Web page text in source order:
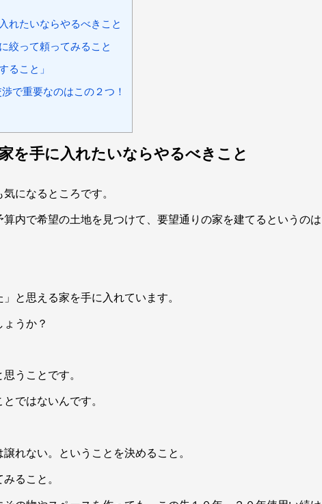
れたいならやるべきこと
絞って頼ってみること
ること」
で重要なのはこの２つ！
を手に入れたいならやるべきこと
になるところです。
内で希望の土地を見つけて、要望通りの家を建てるというのは
と思える家を手に入れています。
うか？
うことです。
ではないんです。
れない。ということを決めること。
ること。